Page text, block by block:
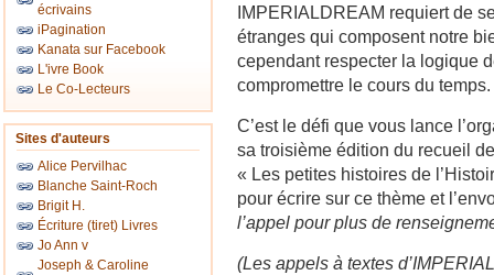
écrivains
iPagination
Kanata sur Facebook
L'ivre Book
Le Co-Lecteurs
Sites d'auteurs
Alice Pervilhac
Blanche Saint-Roch
Brigit H.
Écriture (tiret) Livres
Jo Ann v
Joseph & Caroline
IMPERIALDREAM requiert de
étranges qui composent notre
cependant respecter la logique
compromettre le cours du temps.
C’est le défi que vous lance
sa troisième édition du recueil
« Les petites histoires de
pour écrire sur ce thème et
l’appel pour plus de
(Les appels à textes